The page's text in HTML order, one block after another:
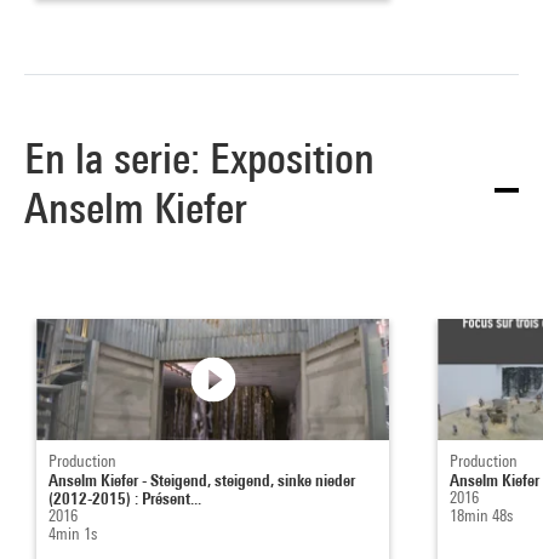
En la serie: Exposition
Anselm Kiefer
Production
Anselm Kiefer - Steigend, steigend, sinke nieder
(2012-2015) : Présent...
2016
4min 1s
Production
Anselm
2016
18min 48s